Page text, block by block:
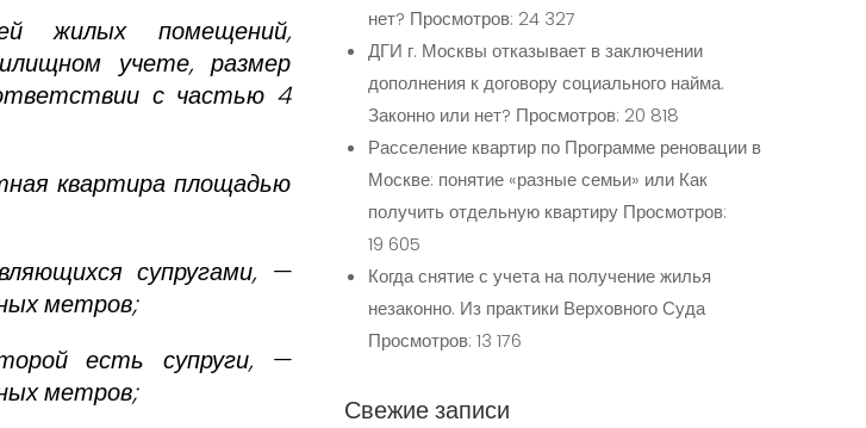
жилых помещений,
учете, размер
с частью 4
квартира площадью
супругами, —
метров;
есть супруги, —
метров;
нет? Просмотров: 24 327
ДГИ г. Москвы отказывает в заключении
дополнения к договору социального найма.
Законно или нет? Просмотров: 20 818
Расселение квартир по Программе реновации в
Москве: понятие «разные семьи» или Как
получить отдельную квартиру Просмотров:
19 605
Когда снятие с учета на получение жилья
незаконно. Из практики Верховного Суда
Просмотров: 13 176
Свежие записи